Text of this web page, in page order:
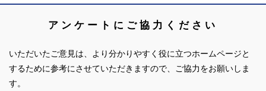
アンケートにご協力ください
いただいたご意見は、より分かりやすく役に立つホームページと
するために参考にさせていただきますので、ご協力をお願いしま
す。